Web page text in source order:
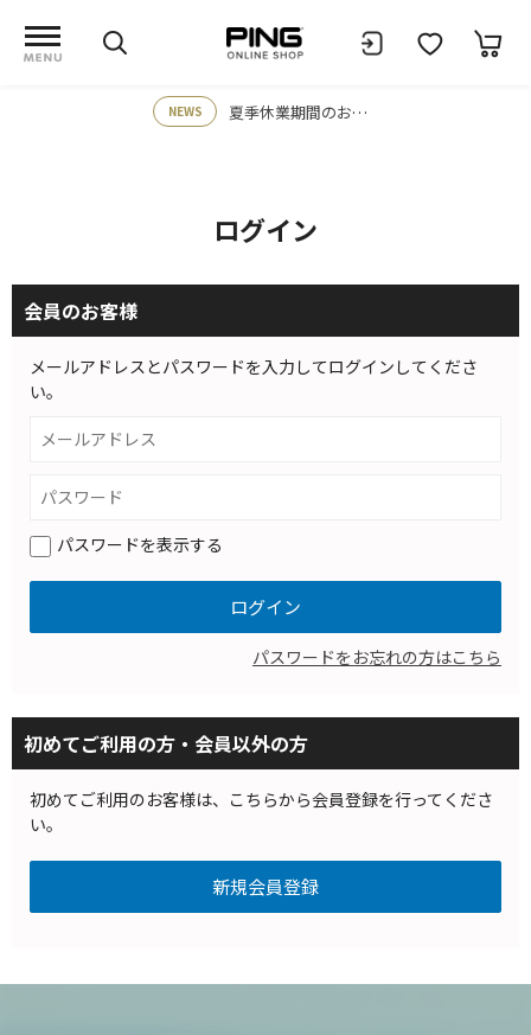
NEWS 夏季休業期間のお知らせ
ログイン
会員のお客様
メールアドレスとパスワードを入力してログインしてくださ
い。
パスワードを表示する
パスワードをお忘れの方はこちら
初めてご利用の方・会員以外の方
初めてご利用のお客様は、こちらから会員登録を行ってくださ
い。